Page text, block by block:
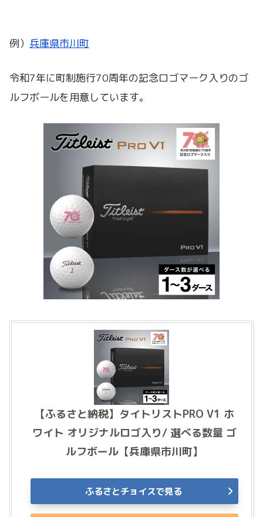
例） 兵庫県市川町
令和7年に町制施行70周年の記念ロゴマーク入りのゴ
ルフボールを用意しています。
【ふるさと納税】タイトリストPRO V1 ホ
ワイト オリジナルロゴ入り/ 選べる数量 ゴ
ルフボール【兵庫県市川町】
ふるさとチョイスで見る